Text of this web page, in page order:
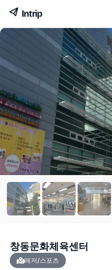
창동문화체육센터
레저/스포츠